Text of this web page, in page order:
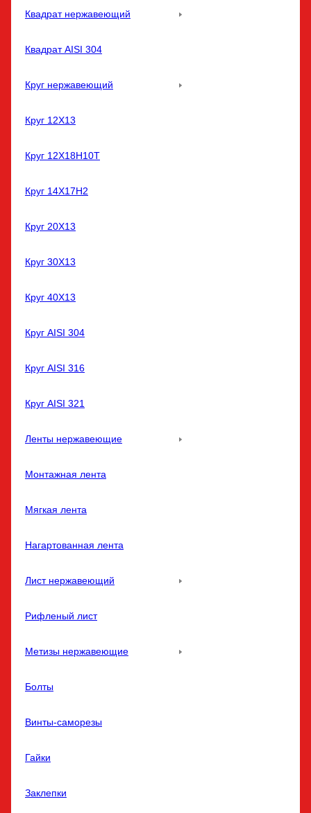
Квадрат нержавеющий
Квадрат AISI 304
Круг нержавеющий
Круг 12Х13
Круг 12Х18Н10Т
Круг 14Х17Н2
Круг 20Х13
Круг 30Х13
Круг 40Х13
Круг AISI 304
Круг AISI 316
Круг AISI 321
Ленты нержавеющие
Монтажная лента
Мягкая лента
Нагартованная лента
Лист нержавеющий
Рифленый лист
Метизы нержавеющие
Болты
Винты-саморезы
Гайки
Заклепки